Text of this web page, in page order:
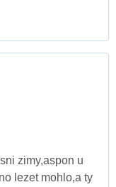
zimy,aspon u
lezet mohlo,a ty